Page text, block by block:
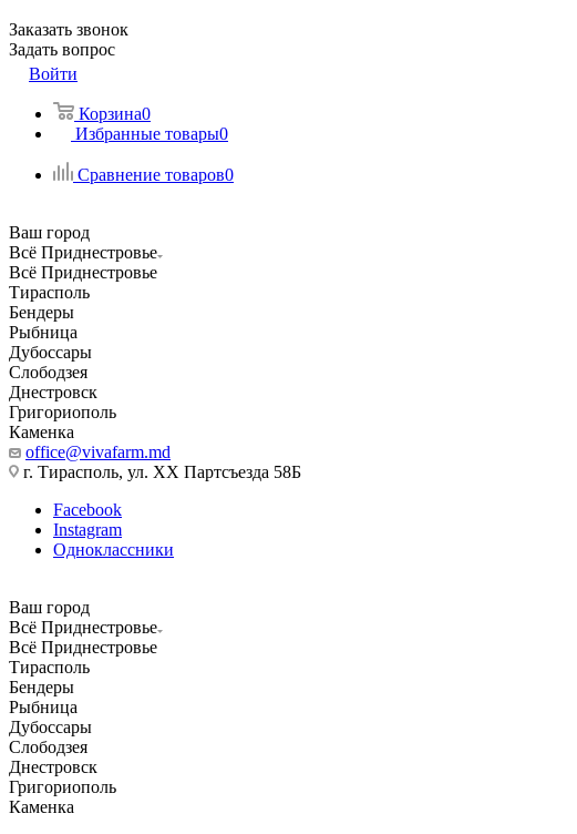
Заказать звонок
Задать вопрос
Войти
Корзина0
Избранные товары0
Сравнение товаров0
Ваш город
Всё Приднестровье
Всё Приднестровье
Тирасполь
Бендеры
Рыбница
Дубоссары
Слободзея
Днестровск
Григориополь
Каменка
office@vivafarm.md
г. Тирасполь, ул. ХХ Партсъезда 58Б
Facebook
Instagram
Одноклассники
Ваш город
Всё Приднестровье
Всё Приднестровье
Тирасполь
Бендеры
Рыбница
Дубоссары
Слободзея
Днестровск
Григориополь
Каменка